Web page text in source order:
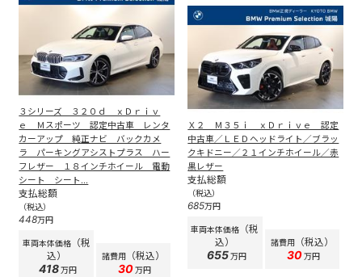
３シリーズ ３２０ｄ ｘＤｒｉｖ
ｅ Ｍスポーツ 認定中古車 レンタ
カーアップ 純正ナビ バックカメ
ラ パーキングアシストプラス ハー
フレザー １８インチホイール 電動
シート シート...
支払総額
（税込）
448万円
車両本体価格（税
込）
418万円
諸費用（税込）
30万円
Ｘ２ Ｍ３５ｉ ｘＤｒｉｖｅ 認定
中古車／ＬＥＤヘッドライト／ブラッ
クキドニー／２１インチホイール／赤
黒レザー
支払総額
（税込）
685万円
車両本体価格
（税
込）
655万円
諸費用（税込）
30万円